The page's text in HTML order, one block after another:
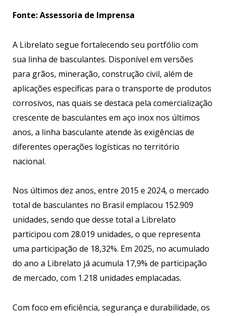
Fonte: Assessoria de Imprensa
A Librelato segue fortalecendo seu portfólio com
sua linha de basculantes. Disponível em versões
para grãos, mineração, construção civil, além de
aplicações específicas para o transporte de produtos
corrosivos, nas quais se destaca pela comercialização
crescente de basculantes em aço inox nos últimos
anos, a linha basculante atende às exigências de
diferentes operações logísticas no território
nacional.
Nos últimos dez anos, entre 2015 e 2024, o mercado
total de basculantes no Brasil emplacou 152.909
unidades, sendo que desse total a Librelato
participou com 28.019 unidades, o que representa
uma participação de 18,32%. Em 2025, no acumulado
do ano a Librelato já acumula 17,9% de participação
de mercado, com 1.218 unidades emplacadas.
Com foco em eficiência, segurança e durabilidade, os